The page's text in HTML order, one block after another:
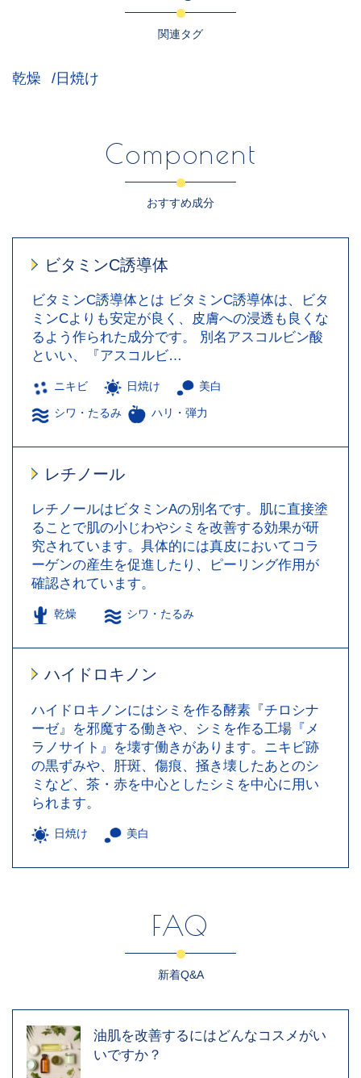
関連タグ
乾燥 日焼け
Component
おすすめ成分
ビタミンC誘導体
ビタミンC誘導体とは ビタミンC誘導体は、ビタ
ミンCよりも安定が良く、皮膚への浸透も良くな
るよう作られた成分です。 別名アスコルビン酸
といい、『アスコルビ…
ニキビ 日焼け 美白
シワ・たるみ ハリ・弾力
レチノール
レチノールはビタミンAの別名です。肌に直接塗
ることで肌の小じわやシミを改善する効果が研
究されています。具体的には真皮においてコラ
ーゲンの産生を促進したり、ピーリング作用が
確認されています。
乾燥 シワ・たるみ
ハイドロキノン
ハイドロキノンにはシミを作る酵素『チロシナ
ーゼ』を邪魔する働きや、シミを作る工場『メ
ラノサイト』を壊す働きがあります。ニキビ跡
の黒ずみや、肝斑、傷痕、掻き壊したあとのシ
ミなど、茶・赤を中心としたシミを中心に用い
られます。
日焼け 美白
FAQ
新着Q&A
油肌を改善するにはどんなコスメがい
いですか？